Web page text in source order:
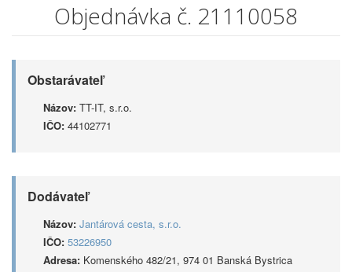
Objednávka č. 21110058
Obstarávateľ
Názov: TT-IT, s.r.o.
IČO: 44102771
Dodávateľ
Názov: Jantárová cesta, s.r.o.
IČO: 53226950
Adresa: Komenského 482/21, 974 01 Banská Bystrica